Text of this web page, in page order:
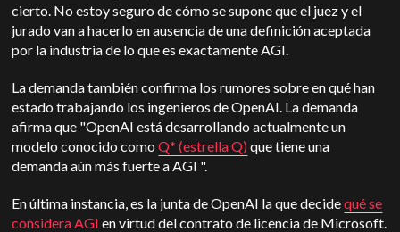
cierto. No estoy seguro de cómo se supone que el juez y el
jurado van a hacerlo en ausencia de una definición aceptada
por la industria de lo que es exactamente AGI.
La demanda también confirma los rumores sobre en qué han
estado trabajando los ingenieros de OpenAI. La demanda
afirma que "OpenAI está desarrollando actualmente un
modelo conocido comoQ* (estrella Q)que tiene una
demanda aún más fuerte a AGI ".
En última instancia, es la junta de OpenAI la que decidequé se
considera AGI en virtud del contrato de licencia de Microsoft.